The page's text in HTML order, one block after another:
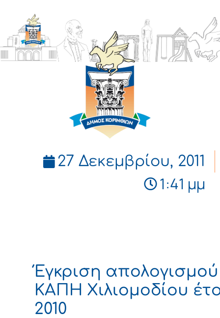
ΔΗΜΟΣ
ΚΟΡΙΝΘΙΩΝ
27 Δεκεμβρίου, 2011
1:41 μμ
Έγκριση απολογισμού
ΚΑΠΗ Χιλιομοδίου
2010